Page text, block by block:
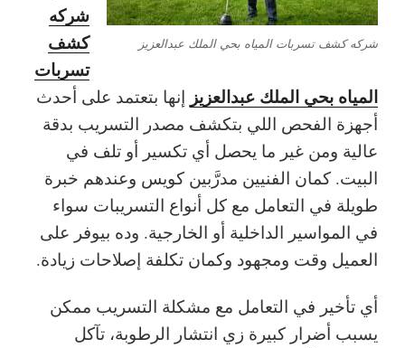
شركه كشف تسربات المياه بحي الملك عبدالعزيز
شركه
كشف
تسربات
المياه بحي الملك عبدالعزيز إنها بتعتمد على أحدث
أجهزة الفحص اللي بتكشف مصدر التسريب بدقة
عالية ومن غير ما يحصل أي تكسير أو تلف في
البيت. كمان الفنيين مدرَّبين كويس وعندهم خبرة
طويلة في التعامل مع كل أنواع التسريبات سواء
في المواسير الداخلية أو الخارجية. وده بيوفر على
العميل وقت ومجهود وكمان تكلفة إصلاحات زيادة.
أي تأخير في التعامل مع مشكلة التسريب ممكن
يسبب أضرار كبيرة زي انتشار الرطوبة، تآكل